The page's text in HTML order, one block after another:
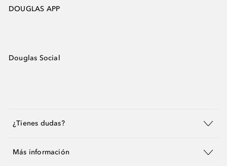
DOUGLAS APP
Douglas Social
¿Tienes dudas?
Más información